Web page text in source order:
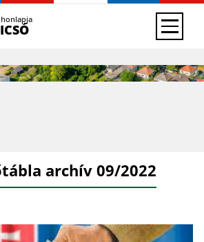
honlapja
archív 09/2022